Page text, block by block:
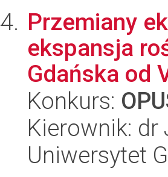
Przemiany
ekspansja
Gdańska od
Konkurs:
Kierownik: dr
Uniwersytet